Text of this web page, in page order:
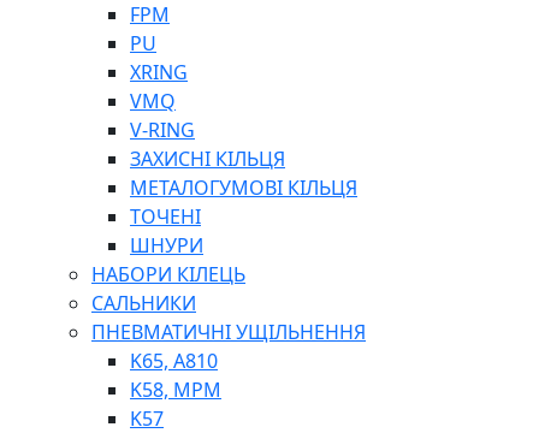
ШЛАНГИ, ТРУБКИ
ШПРИЦИ МАСТИЛЬНІ
ТОСОЛ, АНТИФРИЗ
ОЛИВА-ПАЛИВО
ПОВІТРЯ-ВОДА
ДЛЯ ЗВАРЮВАННЯ
НАПІРНО-ВСМОКТУЮЧІ
FPM
PU
XRING
VMQ
V-RING
ЗАХИСНІ КІЛЬЦЯ
МЕТАЛОГУМОВІ КІЛЬЦЯ
ТОЧЕНІ
ШНУРИ
НАБОРИ КІЛЕЦЬ
САЛЬНИКИ
ПНЕВМАТИЧНІ УЩІЛЬНЕННЯ
K65, A810
K58, MPM
K57